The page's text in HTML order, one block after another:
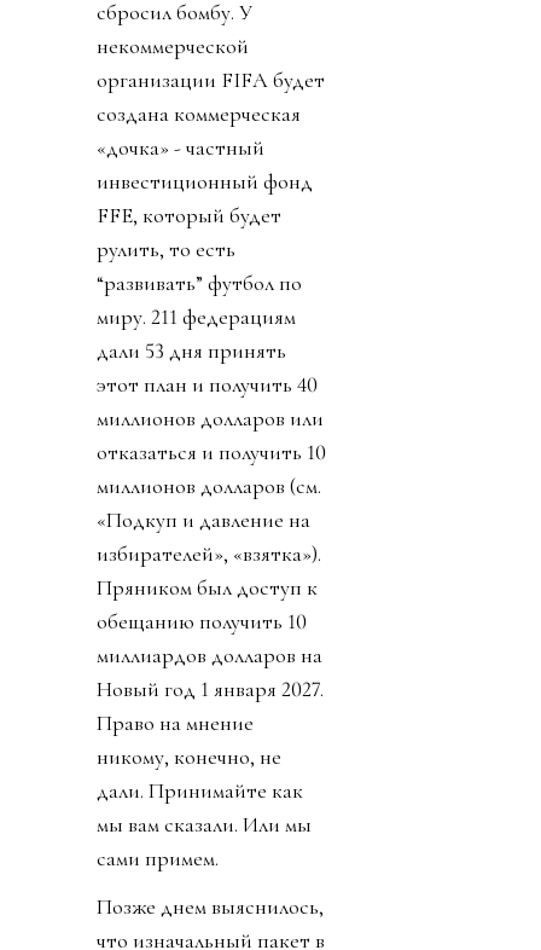
сбросил бомбу. У
некоммерческой
организации FIFA будет
создана коммерческая
«дочка» - частный
инвестиционный фонд
FFE, который будет
рулить, то есть
“развивать” футбол по
миру. 211 федерациям
дали 53 дня принять
этот план и получить 40
миллионов долларов или
отказаться и получить 10
миллионов долларов (см.
«Подкуп и давление на
избирателей», «взятка»).
Пряником был доступ к
обещанию получить 10
миллиардов долларов на
Новый год 1 января 2027.
Право на мнение
никому, конечно, не
дали. Принимайте как
мы вам сказали. Или мы
сами примем.
Позже днем выяснилось,
что изначальный пакет в